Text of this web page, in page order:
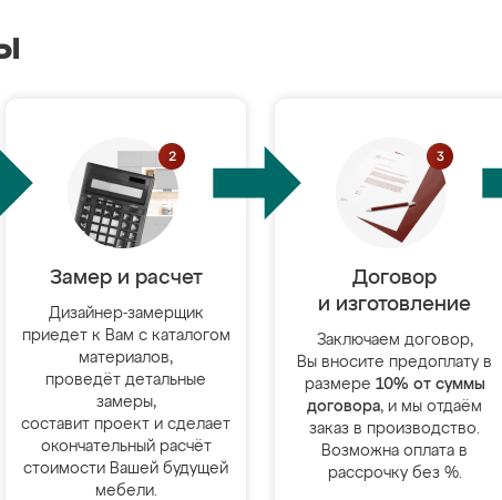
Замер и расчет
Дизайнер-замерщик
приедет к Вам с каталогом
материалов,
проведёт детальные
замеры,
составит проект и сделает
окончательный расчёт
стоимости Вашей будущей
мебели.
Договор
и изготовление
Заключаем договор,
Вы вносите предоплату в
размере 10% от суммы
договора, и мы отдаём
заказ в производство.
Возможна оплата в
рассрочку без %.